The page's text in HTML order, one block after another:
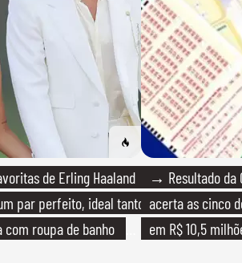
de Erling Haaland
par perfeito, ideal tanto
roupa de banho
→ Resultado da
acerta as cinco
em R$ 10,5